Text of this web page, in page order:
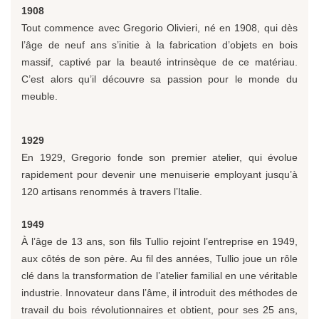
1908
Tout commence avec Gregorio Olivieri, né en 1908, qui dès
l’âge de neuf ans s’initie à la fabrication d’objets en bois
massif, captivé par la beauté intrinsèque de ce matériau.
C’est alors qu’il découvre sa passion pour le monde du
meuble.
1929
En 1929, Gregorio fonde son premier atelier, qui évolue
rapidement pour devenir une menuiserie employant jusqu’à
120 artisans renommés à travers l’Italie.
1949
À l’âge de 13 ans, son fils Tullio rejoint l’entreprise en 1949,
aux côtés de son père. Au fil des années, Tullio joue un rôle
clé dans la transformation de l’atelier familial en une véritable
industrie. Innovateur dans l’âme, il introduit des méthodes de
travail du bois révolutionnaires et obtient, pour ses 25 ans,